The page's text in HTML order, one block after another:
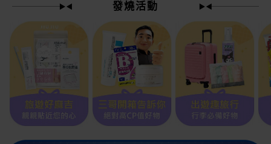
發燒活動